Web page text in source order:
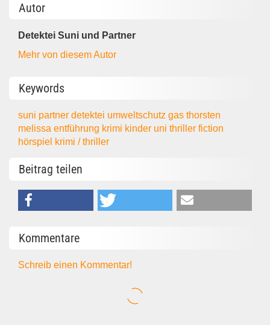
Autor
Detektei Suni und Partner
Mehr von diesem Autor
Keywords
suni partnerdetektei umweltschutzgasthorsten
melissaentführung krimi kinder unithrillerfiction
hörspiel krimi / thriller
Beitrag teilen
Kommentare
Schreib einen Kommentar!